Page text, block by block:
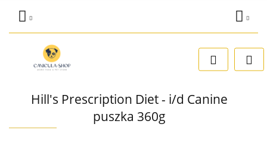
Zaloguj się
Dodaj zgłoszenie
Hill's Prescription Diet - i/d Canine
puszka 360g